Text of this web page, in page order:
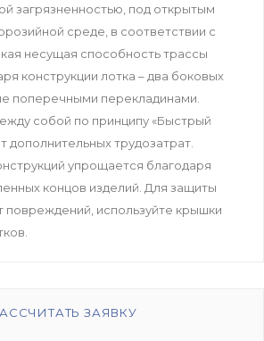
загрязненностью, под открытым
среде, в соответствии с
несущая способность трассы
конструкции лотка – два боковых
поперечными перекладинами.
собой по принципу «Быстрый
дополнительных трудозатрат.
упрощается благодаря
концов изделий. Для защиты
повреждений, используйте крышки
ЗАЯВКУ